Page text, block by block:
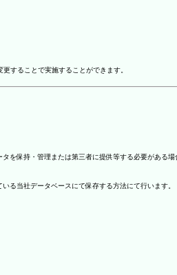
することで実施することができます。
を保持・管理または第三者に提供等する必要がある
る当社データベースにて保存する方法にて行います。